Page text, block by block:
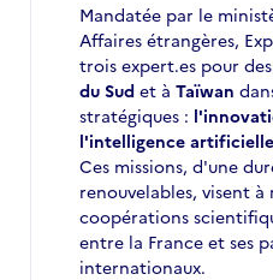
Mandatée par le
Affaires étrangères,
trois expert.es pour
du Sud et à Taïwan
stratégiques :
l'intelligence artificielle
Ces missions, d'une
renouvelables, visent
coopérations
entre la France et ses
internationaux.